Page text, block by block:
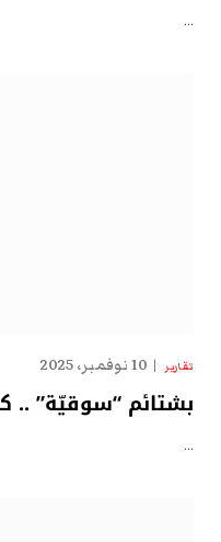
…
تقارير 10 نوفمبر، 2025
بشتائم “سوقيّة” ..
…